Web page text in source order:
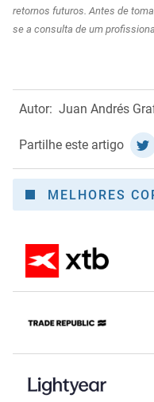
retornos futuros. Antes de
se a consulta de um
Autor: Juan Andrés
Partilhe este artigo
MELHORES